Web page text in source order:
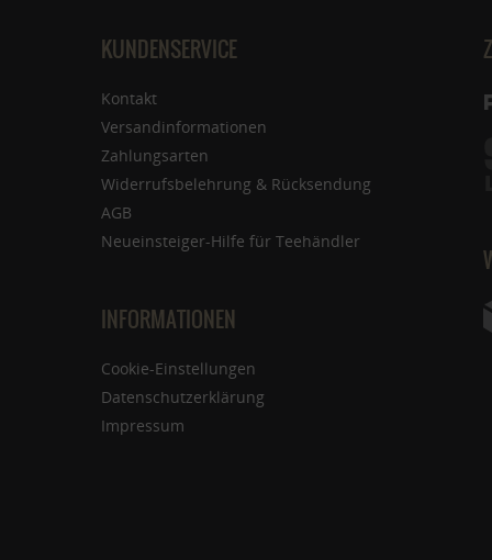
KUNDENSERVICE
Kontakt
Versandinformationen
Zahlungsarten
Widerrufsbelehrung & Rücksendung
AGB
Neueinsteiger-Hilfe für Teehändler
INFORMATIONEN
Cookie-Einstellungen
Datenschutzerklärung
Impressum